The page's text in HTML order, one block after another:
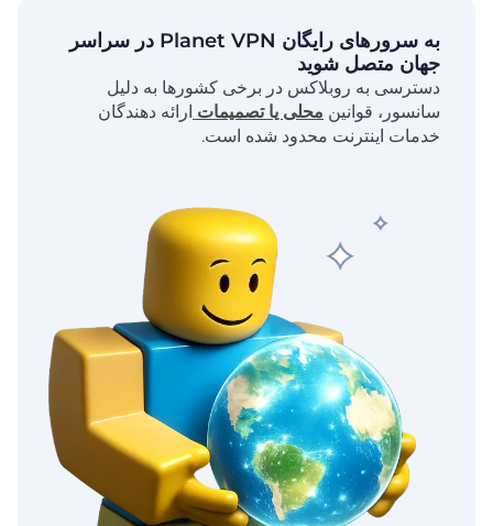
به سرورهای رایگان Planet VPN در سراسر
جهان متصل شوید
دسترسی به روبلاکس در برخی کشورها به دلیل
سانسور، قوانین محلی یا تصمیمات ارائه دهندگان
خدمات اینترنت محدود شده است.